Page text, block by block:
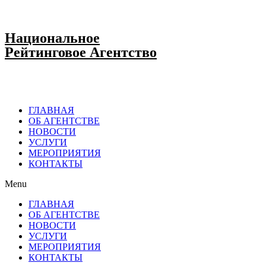
Национальное
Рейтинговое Агентство
ГЛАВНАЯ
ОБ АГЕНТСТВЕ
НОВОСТИ
УСЛУГИ
МЕРОПРИЯТИЯ
КОНТАКТЫ
Menu
ГЛАВНАЯ
ОБ АГЕНТСТВЕ
НОВОСТИ
УСЛУГИ
МЕРОПРИЯТИЯ
КОНТАКТЫ